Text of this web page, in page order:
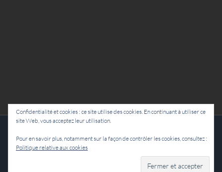
Facebook
Confidentialité et cookies : ce site utilise des cookies. En continuant à utiliser ce
site Web, vous acceptez leur utilisation.
Pour en savoir plus, notamment sur la façon de contrôler les cookies, consultez :
Politique relative aux cookies